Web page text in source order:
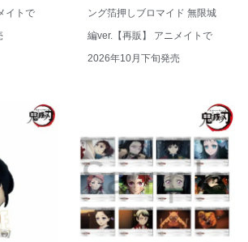
イトで
ング箔押しブロマイド 無限城
編ver.【再販】 アニメイトで
2026年10月下旬発売